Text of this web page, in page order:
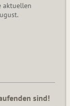
aktuellen
sind!